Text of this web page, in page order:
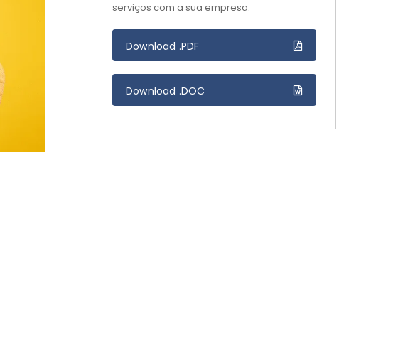
serviços com a sua empresa.
Download .PDF
Download .DOC